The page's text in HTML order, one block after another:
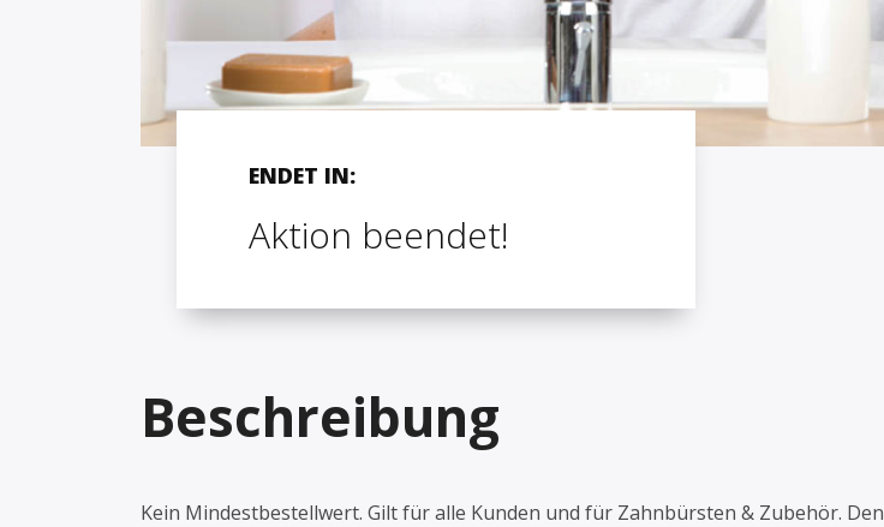
ENDET IN:
Aktion beendet!
Beschreibung
Kein Mindestbestellwert. Gilt für alle Kunden und für Zahnbürsten & Zubehör. Den